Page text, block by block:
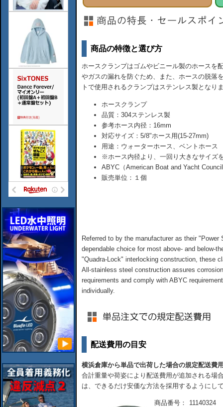
商品の特徴と選び方
ホースクランプはゴムやビニール製のホースを
やガスの漏れを防ぐため、また、ホースの脱落
トで使用されるクランプはステンレス製となり
ホースクランプ
品質：304ステンレス製
参考ホース内径：16mm
対応サイズ：5/8"ホース用(15-27mm)
用途：ウォーターホース、ベントホース
※ホース内径より、一回り大きなサイズ
ABYC（American Boat and Yacht
販売単位：１個
Referred to by the manufacturer as their
dependable choice for most above- and below-
"Quadra-Lock" interlocking construction, these
All-stainless steel construction assures
requirements and comply with ABYC
individually.
配送費用の目安
横浜倉庫から単品で出荷した場合の規定配送費
合計重量や荷姿により配送費用が追加される場
は、できるだけ安価な方法を採用するようにし
商品番号：
11140324